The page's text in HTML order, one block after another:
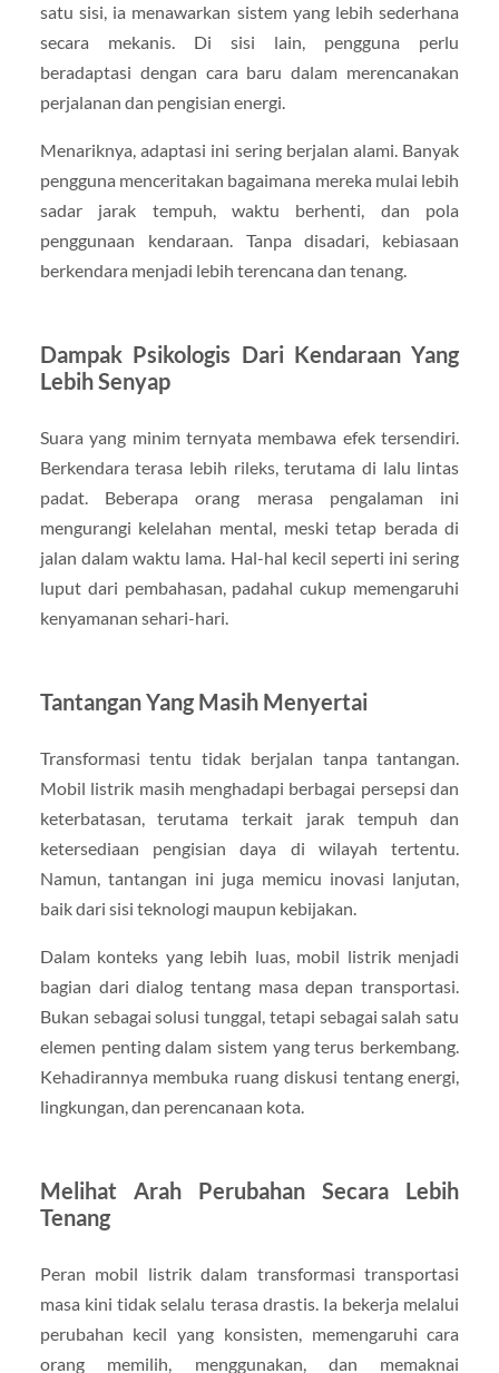
satu sisi, ia menawarkan sistem yang lebih sederhana
secara mekanis. Di sisi lain, pengguna perlu
beradaptasi dengan cara baru dalam merencanakan
perjalanan dan pengisian energi.
Menariknya, adaptasi ini sering berjalan alami. Banyak
pengguna menceritakan bagaimana mereka mulai lebih
sadar jarak tempuh, waktu berhenti, dan pola
penggunaan kendaraan. Tanpa disadari, kebiasaan
berkendara menjadi lebih terencana dan tenang.
Dampak Psikologis Dari Kendaraan Yang
Lebih Senyap
Suara yang minim ternyata membawa efek tersendiri.
Berkendara terasa lebih rileks, terutama di lalu lintas
padat. Beberapa orang merasa pengalaman ini
mengurangi kelelahan mental, meski tetap berada di
jalan dalam waktu lama. Hal-hal kecil seperti ini sering
luput dari pembahasan, padahal cukup memengaruhi
kenyamanan sehari-hari.
Tantangan Yang Masih Menyertai
Transformasi tentu tidak berjalan tanpa tantangan.
Mobil listrik masih menghadapi berbagai persepsi dan
keterbatasan, terutama terkait jarak tempuh dan
ketersediaan pengisian daya di wilayah tertentu.
Namun, tantangan ini juga memicu inovasi lanjutan,
baik dari sisi teknologi maupun kebijakan.
Dalam konteks yang lebih luas, mobil listrik menjadi
bagian dari dialog tentang masa depan transportasi.
Bukan sebagai solusi tunggal, tetapi sebagai salah satu
elemen penting dalam sistem yang terus berkembang.
Kehadirannya membuka ruang diskusi tentang energi,
lingkungan, dan perencanaan kota.
Melihat Arah Perubahan Secara Lebih
Tenang
Peran mobil listrik dalam transformasi transportasi
masa kini tidak selalu terasa drastis. Ia bekerja melalui
perubahan kecil yang konsisten, memengaruhi cara
orang memilih, menggunakan, dan memaknai